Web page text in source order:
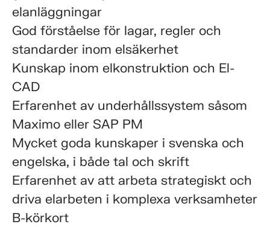
elanläggningar
God förståelse för lagar, regler och
standarder inom elsäkerhet
Kunskap inom elkonstruktion och El-
CAD
Erfarenhet av underhållssystem såsom
Maximo eller SAP PM
Mycket goda kunskaper i svenska och
engelska, i både tal och skrift
Erfarenhet av att arbeta strategiskt och
driva elarbeten i komplexa verksamheter
B-körkort